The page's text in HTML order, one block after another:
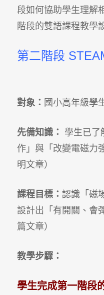
段如何協助學生理解
階段的雙語課程教學
第二階段
對象： 國小高年級學
先備知識：
學生已了
作」與「改變電磁力
明文章）
課程目標： 認識「磁
設計出「有開關、會
篇文章）
教學步驟：
學生完成第一階段